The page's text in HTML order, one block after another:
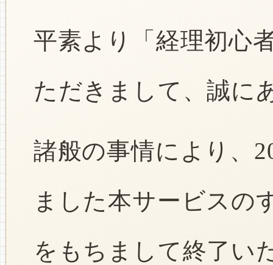
平素より「経理初心
ただきまして、誠に
諸般の事情により、
ました本サービスの
をもちまして終了い